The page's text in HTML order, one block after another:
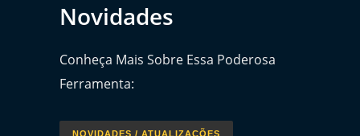
Novidades
Conheça Mais Sobre Essa Poderosa
Ferramenta:
NOVIDADES / ATUALIZAÇÕES